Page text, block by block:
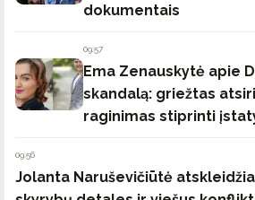
dokumentais
09:57
Ema Zenauskytė apie
skandalą: griežtas
raginimas stiprinti
09:56
Jolanta Naruševičiūtė